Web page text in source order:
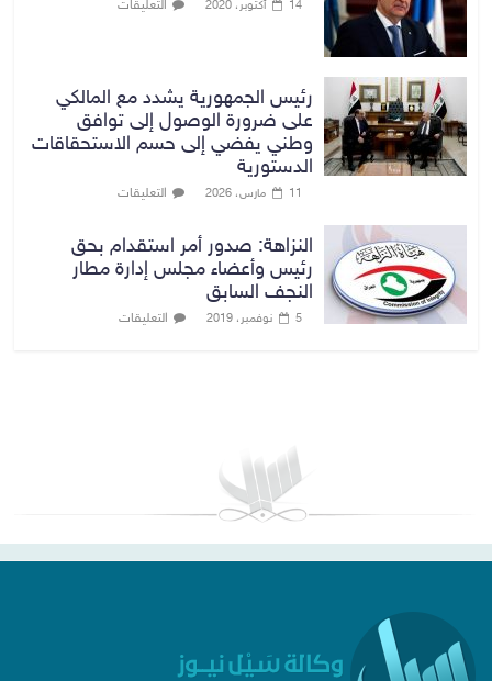
14 أكتوبر، 2020 التعليقات
رئيس الجمهورية يشدد مع المالكي
على ضرورة الوصول إلى توافق
وطني يفضي إلى حسم الاستحقاقات
الدستورية
11 مارس، 2026 التعليقات
النزاهة: صدور أمر استقدام بحق
رئيس وأعضاء مجلس إدارة مطار
النجف السابق
5 نوفمبر، 2019 التعليقات